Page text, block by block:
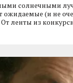
солнечными
ожидаемые (и не
ленты из